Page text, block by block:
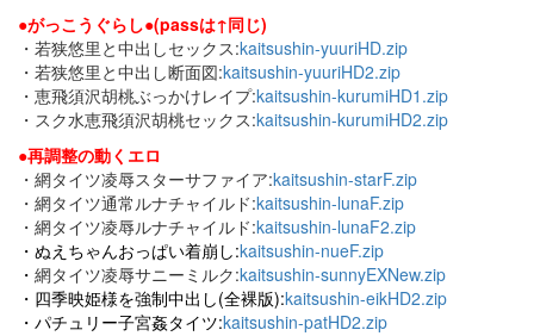
●がっこうぐらし●(passは↑同じ)
・若狭悠里と中出しセックス:kaitsushin-yuuriHD.zip
・若狭悠里と中出し断面図:kaitsushin-yuuriHD2.zip
・恵飛須沢胡桃ぶっかけレイプ:kaitsushin-kurumiHD1.zip
・スク水恵飛須沢胡桃セックス:kaitsushin-kurumiHD2.zip
●再調整の動くエロ
・網タイツ凌辱スターサファイア:kaitsushin-starF.zip
・網タイツ通常ルナチャイルド:kaitsushin-lunaF.zip
・網タイツ凌辱ルナチャイルド:kaitsushin-lunaF2.zip
・ぬえちゃんおっぱい着崩し:kaitsushin-nueF.zip
・ 網タイツ凌辱サニーミルク:kaitsushin-sunnyEXNew.zip
・ 四季映姫様を強制中出し(全裸版):kaitsushin-eikHD2.zip
・ パチュリー子宮姦タイツ:kaitsushin-patHD2.zip